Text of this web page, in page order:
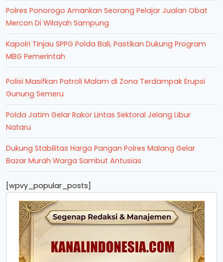
Polres Ponorogo Amankan Seorang Pelajar Jualan Obat
Mercon Di Wilayah Sampung
Kapolri Tinjau SPPG Polda Bali, Pastikan Dukung Program
MBG Pemerintah
Polisi Masifkan Patroli Malam di Zona Terdampak Erupsi
Gunung Semeru
Polda Jatim Gelar Rakor Lintas Sektoral Jelang Libur
Nataru
Dukung Stabilitas Harga Pangan Polres Malang Gelar
Bazar Murah Warga Sambut Antusias
[wpvy_popular_posts]